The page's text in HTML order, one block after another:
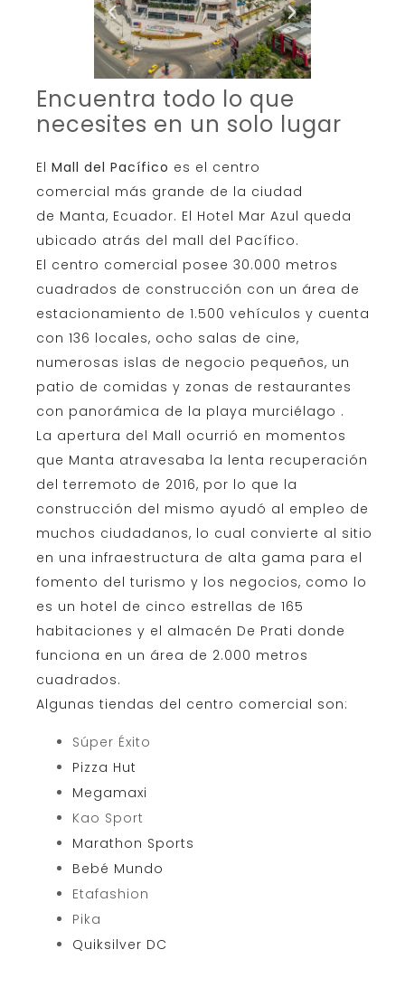
Encuentra todo lo que
necesites en un solo lugar
El Mall del Pacífico es el centro
comercial más grande de la ciudad
de Manta, Ecuador. El Hotel Mar Azul queda
ubicado atrás del mall del Pacífico.
El centro comercial posee 30.000 metros
cuadrados de construcción con un área de
estacionamiento de 1.500 vehículos y cuenta
con 136 locales, ocho salas de cine,
numerosas islas de negocio pequeños, un
patio de comidas y zonas de restaurantes
con panorámica de la playa murciélago .
La apertura del Mall ocurrió en momentos
que Manta atravesaba la lenta recuperación
del terremoto de 2016, por lo que la
construcción del mismo ayudó al empleo de
muchos ciudadanos, lo cual convierte al sitio
en una infraestructura de alta gama para el
fomento del turismo y los negocios, como lo
es un hotel de cinco estrellas de 165
habitaciones y el almacén De Prati donde
funciona en un área de 2.000 metros
cuadrados.
Algunas tiendas del centro comercial son:
Súper Éxito
Pizza Hut
Megamaxi
Kao Sport
Marathon Sports
Bebé Mundo
Etafashion
Pika
Quiksilver DC